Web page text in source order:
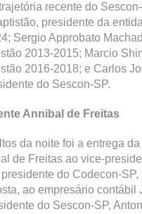
recente do
presidente da
Sergio Approbato
2013-2015; Marcio
2016-2018; e Carlos
do Sescon-SP.
Annibal de Freitas
da noite foi a entrega
de Freitas ao vice-
do Codecon-
ao empresário contábil
do Sescon-SP,